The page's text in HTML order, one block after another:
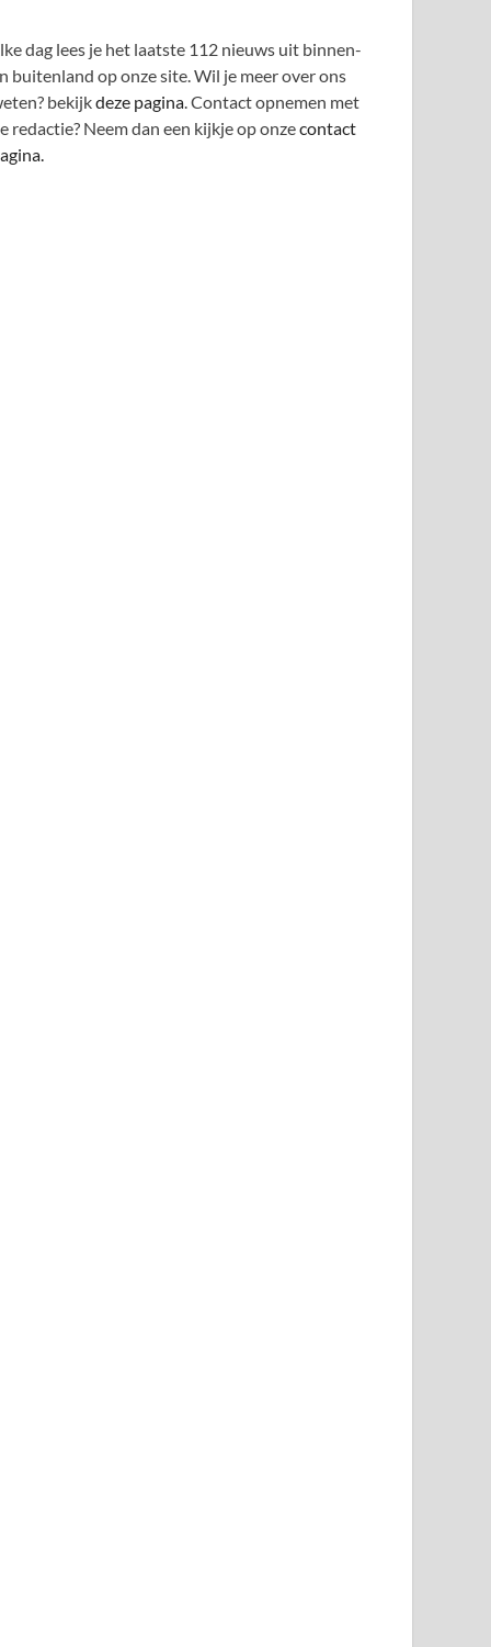
dag lees je het laatste 112 nieuws uit binnen-
buitenland op onze site. Wil je meer over ons
bekijkdeze pagina. Contact opnemen met
redactie? Neem dan een kijkje op onzecontact